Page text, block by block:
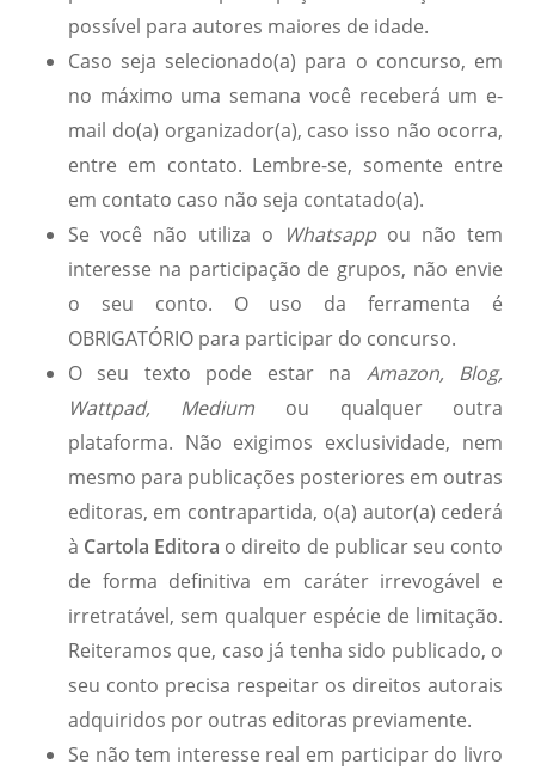
possível para autores maiores de idade.
Caso seja selecionado(a) para o concurso, em
no máximo uma semana você receberá um e-
mail do(a) organizador(a), caso isso não ocorra,
entre em contato. Lembre-se, somente entre
em contato caso não seja contatado(a).
Se você não utiliza o Whatsappou não tem
interesse na participação de grupos, não envie
o seu conto. O uso da ferramenta é
OBRIGATÓRIO para participar do concurso.
O seu texto pode estar na Amazon, Blog,
Wattpad, Medium ou qualquer outra
plataforma. Não exigimos exclusividade, nem
mesmo para publicações posteriores em outras
editoras, em contrapartida, o(a) autor(a) cederá
à Cartola Editora o direito de publicar seu conto
de forma definitiva em caráter irrevogável e
irretratável, sem qualquer espécie de limitação.
Reiteramos que, caso já tenha sido publicado, o
seu conto precisa respeitar os direitos autorais
adquiridos por outras editoras previamente.
Se não tem interesse real em participar do livro